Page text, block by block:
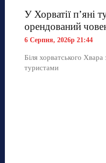
У Хорватії пʼяні
орендований
6 Серпня, 2026р 21:44
Біля хорватського Хвара
туристами